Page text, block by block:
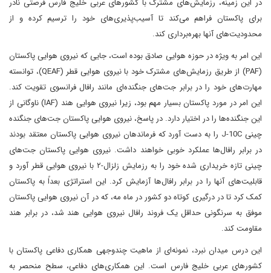
در این زمینه، رزمایش‌های مشترک با کشورهای عربی خلیج فارس فرصتی نادر
برای پاکستان فراهم می‌کند تا آسیب‌پذیری‌های خود را ترسیم کرده و از
محدودیت‌های آنها بهره‌برداری کند.
این امر به ویژه در حوزه هوایی صادق بوده است، جایی که نیروی هوایی پاکستان
(PAF) از طریق رزمایش‌های مشترک خود با نیروی هوایی قطر (QEAF)، توانسته
مهارت‌های خود را در برابر جت‌های جنگنده‌ای مانند رافال فرانسوی تقویت کند.
این امر در مورد پاکستان بسیار مهم بود، زیرا نیروی هوایی هند (IAF) ناوگانی از
این جنگنده‌ها را در اختیار دارد. در پاسخ، نیروی هوایی پاکستان جت‌های جنگنده
چینی J-10C را به دست آورد که فرماندهان نیروی هوایی پاکستان معتقد بودند
در برابر رافال‌ها عملکرد خوبی خواهند داشت. نیروی هوایی پاکستان جت‌های
چینی تازه خریداری شده خود را به رزمایش زلزال-۲ با نیروی هوایی قطر آورد و
قابلیت‌های آنها را در برابر رافال‌ها آزمایش کرد. این استراتژی بعداً به پاکستان
کمک کرد تا در درگیری کوتاه دو کشور در ماه مه، که در آن نیروی هوایی پاکستان
موفق به سرنگونی حداقل یک فروند رافال نیروی هوایی هند شد، در برابر هند
مقاومت کند.
این درس میدان نبرد، نمونه‌ای از ماهیت چندوجهی همکاری دفاعی پاکستان با
کشورهای عربی خلیج فارس است. این همکاری‌های دفاعی، سطح منحصر به